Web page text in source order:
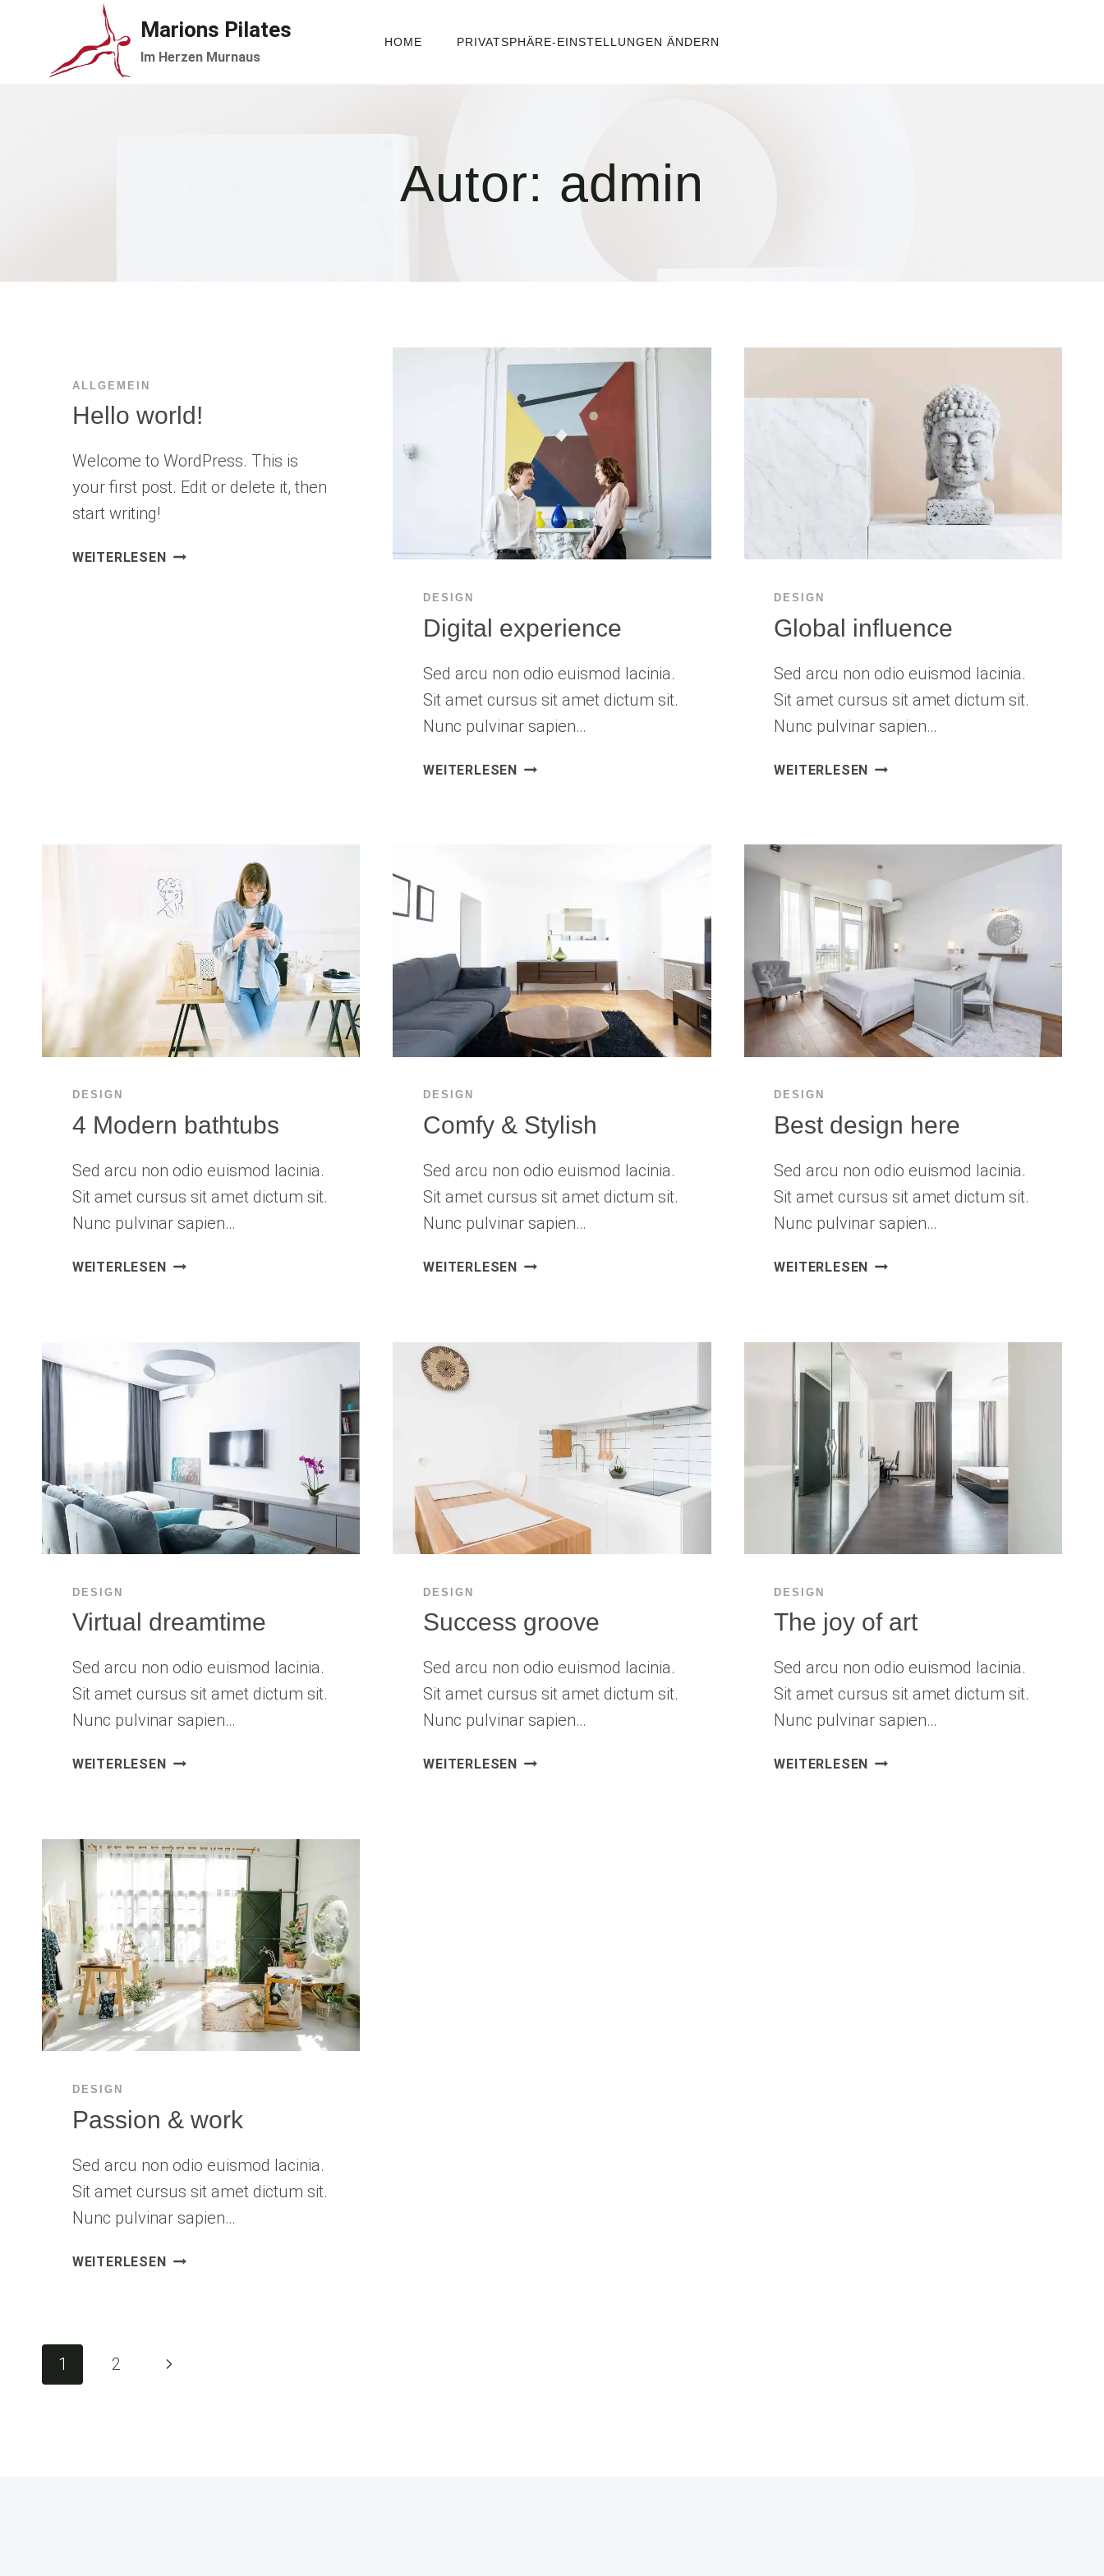
springen
Marions Pilates
Im Herzen Murnaus
HOME PRIVATSPHÄRE-EINSTELLUNGEN ÄNDERN
Autor: admin
ALLGEMEIN
Hello world!
Welcome to WordPress. This is
your first post. Edit or delete it, then
start writing!
WEITERLESENHELLO
DESIGN
Digital experience
Sed arcu non odio euismod lacinia.
Sit amet cursus sit amet dictum sit.
Nunc pulvinar sapien…
WEITERLESENDIGITAL
DESIGN
Global influence
Sed arcu non odio euismod lacinia.
Sit amet cursus sit amet dictum sit.
Nunc pulvinar sapien…
WEITERLESEN GLOBAL
DESIGN
4 Modern bathtubs
Sed arcu non odio euismod lacinia.
Sit amet cursus sit amet dictum sit.
Nunc pulvinar sapien…
WEITERLESEN4
DESIGN
Comfy & Stylish
Sed arcu non odio euismod lacinia.
Sit amet cursus sit amet dictum sit.
Nunc pulvinar sapien…
WEITERLESENCOMFY
DESIGN
Best design here
Sed arcu non odio euismod lacinia.
Sit amet cursus sit amet dictum sit.
Nunc pulvinar sapien…
WEITERLESEN BEST
DESIGN
Virtual dreamtime
Sed arcu non odio euismod lacinia.
Sit amet cursus sit amet dictum sit.
Nunc pulvinar sapien…
WEITERLESENVIRTUAL
DESIGN
Success groove
Sed arcu non odio euismod lacinia.
Sit amet cursus sit amet dictum sit.
Nunc pulvinar sapien…
WEITERLESENSUCCESS
DESIGN
The joy of art
Sed arcu non odio euismod lacinia.
Sit amet cursus sit amet dictum sit.
Nunc pulvinar sapien…
WEITERLESEN
THE
DESIGN
Passion & work
Sed arcu non odio euismod lacinia.
Sit amet cursus sit amet dictum sit.
Nunc pulvinar sapien…
WEITERLESENPASSION
Seitennavigation
1 2
Nächste